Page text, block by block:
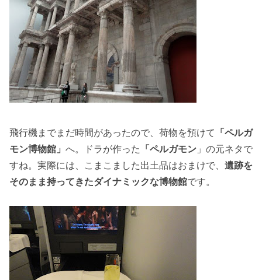
飛行機までまだ時間があったので、荷物を預けて 「ペルガ
モン博物館」 へ。ドラが作った 「ペルガモン 」の元ネタで
すね。実際には、こまこました出土品はおまけで、 遺跡を
そのまま持ってきたダイナミックな博物館です。